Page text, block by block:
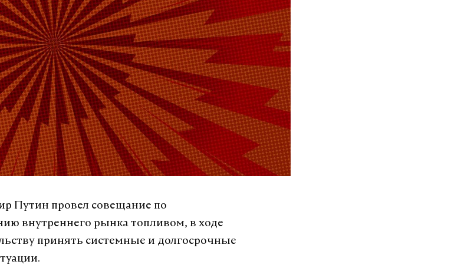
Путин провел совещание по
внутреннего рынка топливом, в ходе
принять системные и долгосрочные